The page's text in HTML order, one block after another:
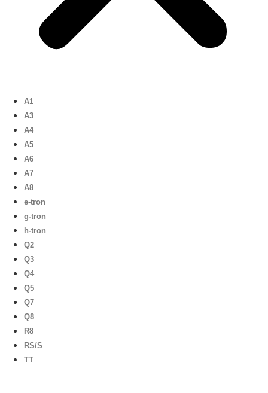
A1
A3
A4
A5
A6
A7
A8
e-tron
g-tron
h-tron
Q2
Q3
Q4
Q5
Q7
Q8
R8
RS/S
TT